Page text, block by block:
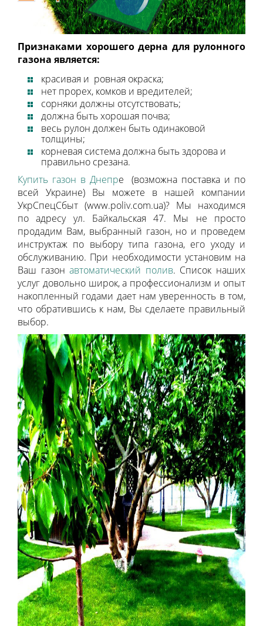
Признаками хорошего дерна для рулонного
газона является:
красивая и ровная окраска;
нет прорех, комков и вредителей;
сорняки должны отсутствовать;
должна быть хорошая почва;
весь рулон должен быть одинаковой
толщины;
корневая система должна быть здорова и
правильно срезана.
Купить газон в Днепре (возможна поставка и по
всей Украине) Вы можете в нашей компании
УкрСпецСбыт (www.poliv.com.ua)? Мы находимся
по адресу ул. Байкальская 47. Мы не просто
продадим Вам, выбранный газон, но и проведем
инструктаж по выбору типа газона, его уходу и
обслуживанию. При необходимости установим на
Ваш газонавтоматический полив. Список наших
услуг довольно широк, а профессионализм и опыт
накопленный годами дает нам уверенность в том,
что обратившись к нам, Вы сделаете правильный
выбор.